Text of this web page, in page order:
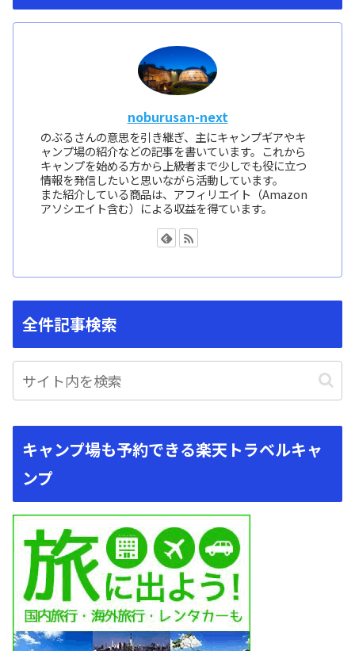
noburusan-next
のぶるさんの意思を引き継ぎ、主にキャンプギアやキ
ャンプ場の紹介などの記事を書いています。これから
キャンプを始める方から上級者まで少しでも役に立つ
情報を発信したいと思いながら活動しています。
また紹介している商品は、アフィリエイト（Amazon
アソシエイト含む）による収益を得ています。
全件記事検索
キャンプ場も予約できる楽天トラベルキャ
ンプ